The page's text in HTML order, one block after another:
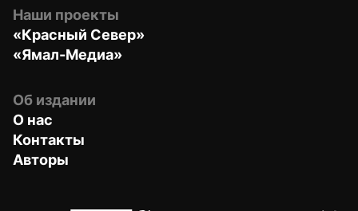
Наши проекты
«Красный Север»
«Ямал-Медиа»
Об издании
О нас
Контакты
Авторы